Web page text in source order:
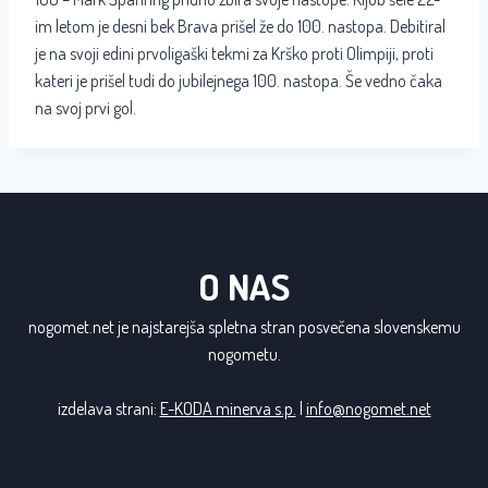
im letom je desni bek Brava prišel že do 100. nastopa. Debitiral
je na svoji edini prvoligaški tekmi za Krško proti Olimpiji, proti
kateri je prišel tudi do jubilejnega 100. nastopa. Še vedno čaka
na svoj prvi gol.
O NAS
nogomet.net je najstarejša spletna stran posvečena slovenskemu
nogometu.
izdelava strani: E-KODA minerva s.p. info@nogomet.net